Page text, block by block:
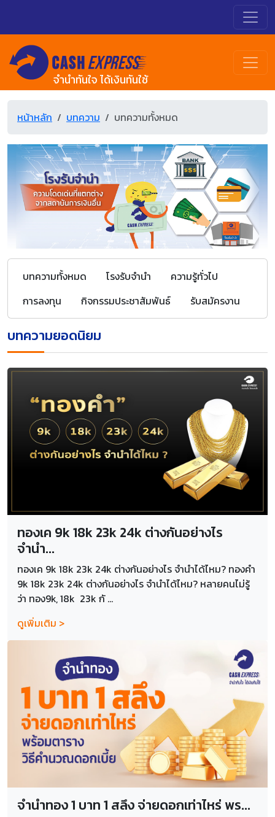
จำนำทันใจ ได้เงินทันใช้
หน้าหลัก บทความ บทความทั้งหมด
บทความทั้งหมด โรงรับจำนำ
ความรู้ทั่วไป
การลงทุน
กิจกรรมประชาสัมพันธ์ รับสมัครงาน
บทความยอดนิยม
ทองเค 9k 18k 23k 24k ต่างกันอย่างไร
จำนำ...
ทองเค 9k 18k 23k 24k ต่างกันอย่างไร จำนำได้ไหม? ทองคำ
9k 18k 23k 24k ต่างกันอย่างไร จำนำได้ไหม? หลายคนไม่รู้
ว่า ทอง9k, 18k 23k กั ...
ดูเพิ่มเติม >
จำนำทอง 1 บาท 1 สลึง จ่ายดอกเท่าไหร่ พร...